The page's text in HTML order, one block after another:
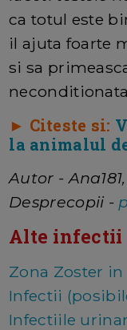
ca totul este
il ajuta foarte
si sa
► Citeste si:
la animalul
Autor -
Desprecopii -
Alte infectii
Zona Zoster in
Infectii
Infectiile